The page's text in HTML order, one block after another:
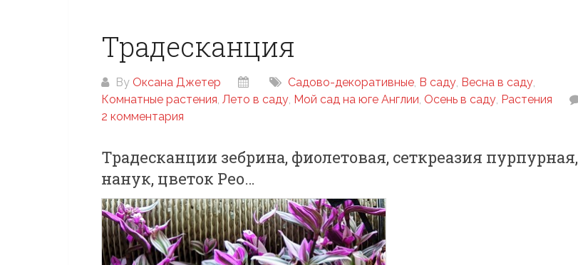
Традесканция
By Оксана Джетер Cадово-декоративные, В саду, Весна в саду,
Комнатные растения, Лето в саду, Мой сад на юге Англии, Осень в саду, Растения
2 комментария
Традесканции зебрина, фиолетовая, сеткреазия пурпурная,
нанук, цветок Рео…